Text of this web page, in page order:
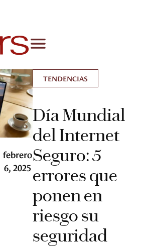
febrero
6, 2025
TENDENCIAS
Día Mundial
del Internet
Seguro: 5
errores que
ponen en
riesgo su
seguridad